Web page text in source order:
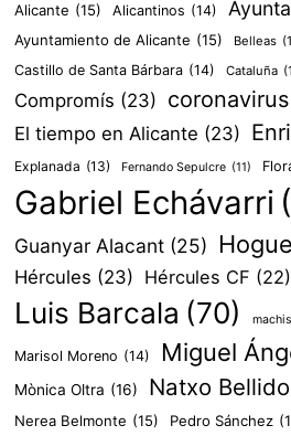
Alicante (15) Alicantinos (14)
Ayuntamiento de Alicante (15) Belleas
Castillo de Santa Bárbara (14) Cataluña
Compromís (23) coronavirus
El tiempo en Alicante (23)
Explanada (13) Fernando Sepulcre (11)
Gabriel Echávarri
Guanyar Alacant (25)
Hércules (23) Hércules CF (22)
Luis Barcala (70)
Marisol Moreno (14) Miguel
Mònica Oltra (16) Natxo Bellido
Nerea Belmonte (15) Pedro Sánchez